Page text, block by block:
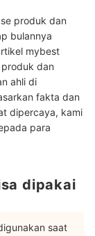
produk dan
bulannya
mybest
dan
ahli di
fakta dan
dipercaya, kami
para
dipakai
saat